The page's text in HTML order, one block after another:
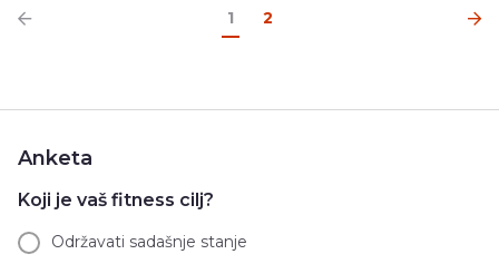
1 2
Anketa
Koji je vaš fitness cilj?
Održavati sadašnje stanje